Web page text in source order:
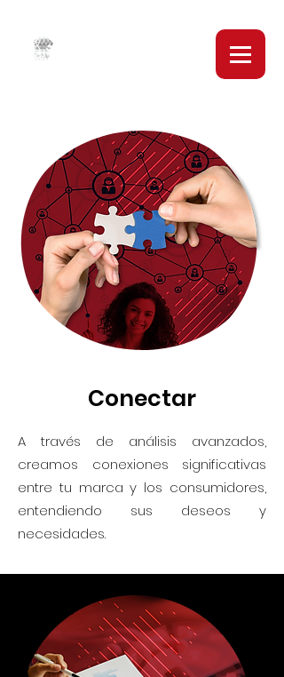
Conectar
A través de análisis avanzados,
creamos conexiones significativas
entre tu marca y los consumidores,
entendiendo sus deseos y
necesidades.